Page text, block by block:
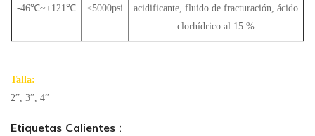
-46℃~+121℃ ≤5000psi
acidificante, fluido de fracturación, ácido
clorhídrico al 15 %
Talla:
2”, 3”, 4”
Etiquetas Calientes :